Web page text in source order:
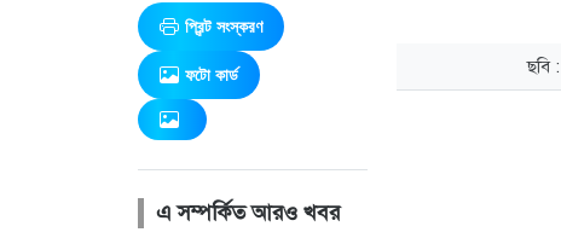
প্রিন্ট সংস্করণ
ফটো কার্ড
এ সম্পর্কিত আরও খবর